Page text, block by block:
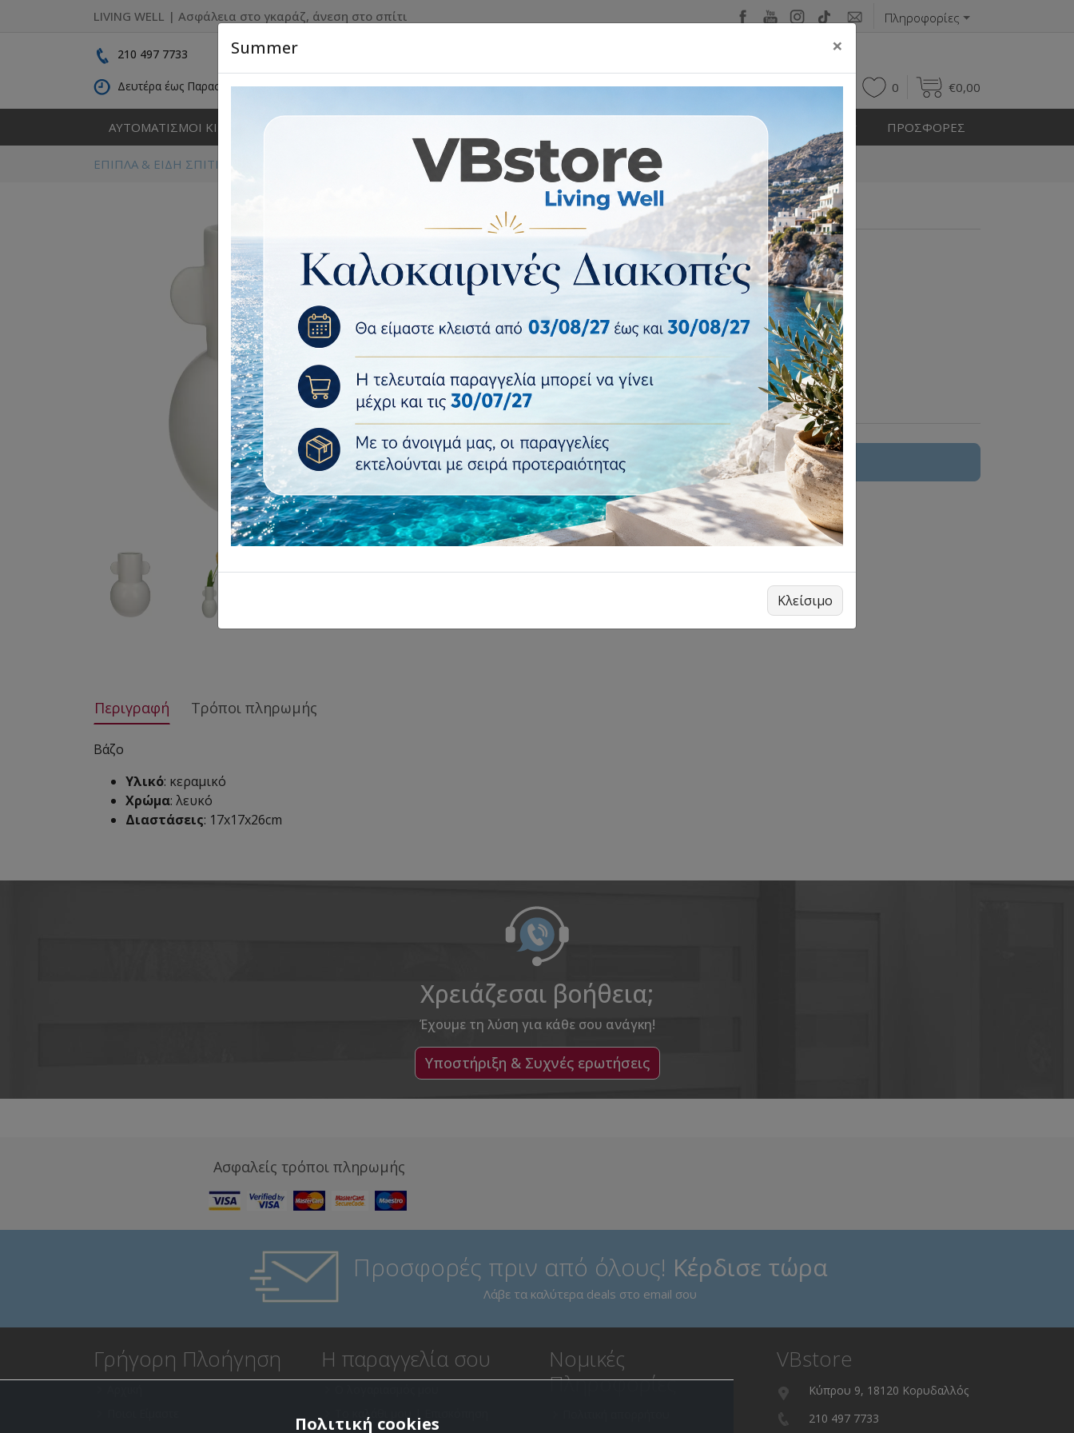
LIVING WELL | Ασφάλεια στο γκαράζ, άνεση στο σπίτι Πληροφορίες
210 497 7733
Δευτέρα έως Παρασκευή: 09:00 - 16:30 0 0 €0,00
ΑΥΤΟΜΑΤΙΣΜΟΙ ΚΙΝΗΣΗΣ ΕΙΔΗ ΕΞΩΤΕΡΙΚΟΥ ΧΩΡΟΥ ΠΡΟΣΦΟΡΕΣ
ΕΠΙΠΛΑ & ΕΙΔΗ ΣΠΙΤΙΟΥ Διακοσμητικά βάζα & μπωλ Βάζο ArteLibre Λευκό Κεραμικό 17x17x26cm
Βάζο ArteLibre Λευκό Κεραμικό 17x17x26cm
Βάζο ArteLibre Λευκό Κεραμικό 17x17x26cm
4 έως 10 ημέρες
Κωδικός vbstore:
05152208
Τιμή:
€42,68 €35,57
Ποσότητα:
Προσθήκη στο καλάθι
Επιστροφή σε..: Διακοσμητικά βάζα & μπωλ
Περιγραφή Τρόποι πληρωμής
Βάζο
Υλικό: κεραμικό
Χρώμα: λευκό
Διαστάσεις: 17x17x26cm
Χρειάζεσαι βοήθεια;
Έχουμε τη λύση για κάθε σου ανάγκη!
Υποστήριξη & Συχνές ερωτήσεις
Ασφαλείς τρόποι πληρωμής
Προσφορές πριν από όλους! Κέρδισε τώρα
Λάβε τα καλύτερα deals στο email σου
Γρήγορη Πλοήγηση Η παραγγελία σου
Το καλάθι μου | Επισκόπηση
Νομικές
Πληροφορίες
VBstore
Κύπρου 9, 18120 Κορυδαλλός
210 497 7733
Πολιτική cookies
Summer ×
Κλείσιμο